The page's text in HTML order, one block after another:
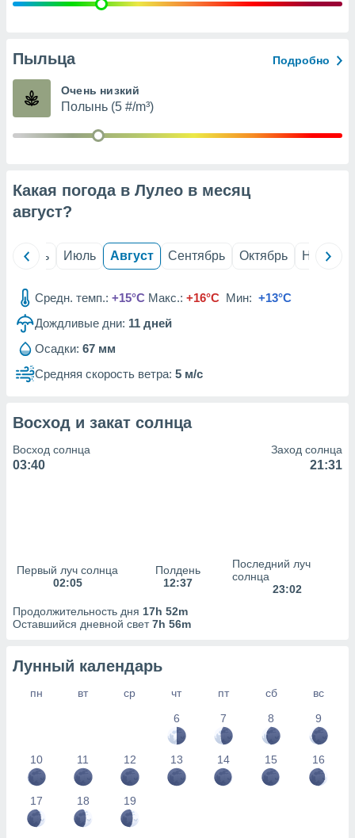
рекламы
сведения
1199
Пыльца Подробно
Очень низкий
Полынь (5 #/m³)
Какая погода в Лулео в месяц
август?
Июнь Июль Август Сентябрь Октябрь Ноябрь
Средн. темп.: +15°C Макс.: +16°C Мин: +13°C
Дождливые дни: 11 дней
Осадки: 67 мм
Средняя скорость ветра: 5 м/с
Восход и закат солнца
Восход солнца
03:40
Заход солнца
21:31
Первый луч солнца
02:05
Полдень
12:37
Последний луч
солнца
23:02
Продолжительность дня 17h 52m
Оставшийся дневной свет7h 56m
Лунный календарь
пн вт ср чт пт сб
вс
6
7 8 9
10 11 12 13 14 15 16
17 18 19